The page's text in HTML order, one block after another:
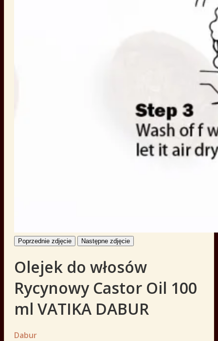
Poprzednie zdjęcie Następne zdjęcie
Olejek do włosów
Rycynowy Castor Oil 100
ml VATIKA DABUR
Dabur